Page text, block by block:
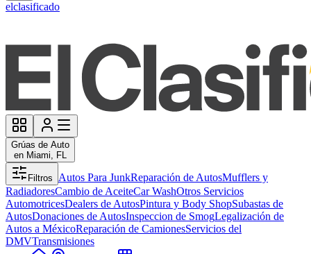
elclasificado
Grúas de Auto
en Miami, FL
Filtros Autos Para JunkReparación de AutosMufflers y
RadiadoresCambio de AceiteCar WashOtros Servicios
AutomotricesDealers de AutosPintura y Body ShopSubastas de
AutosDonaciones de AutosInspeccion de SmogLegalización de
Autos a MéxicoReparación de CamionesServicios del
DMVTransmisiones